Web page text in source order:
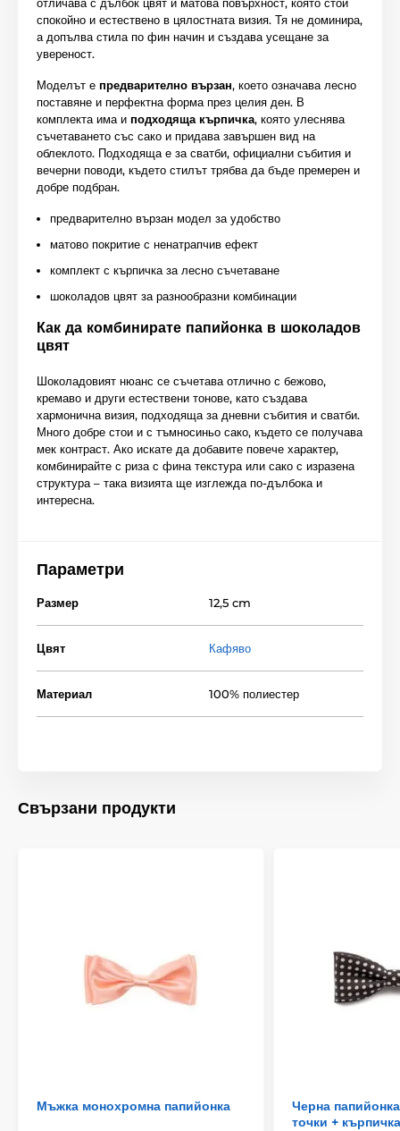
спокойно и естествено в цялостната визия. Тя не доминира,
а допълва стила по фин начин и създава усещане за
увереност.
Моделът е предварително вързан, което означава лесно
поставяне и перфектна форма през целия ден. В
комплекта има и подходяща кърпичка, която улеснява
съчетаването със сако и придава завършен вид на
облеклото. Подходяща е за сватби, официални събития и
вечерни поводи, където стилът трябва да бъде премерен и
добре подбран.
предварително вързан модел за удобство
матово покритие с ненатрапчив ефект
комплект с кърпичка за лесно съчетаване
шоколадов цвят за разнообразни комбинации
Как да комбинирате папийонка в шоколадов
цвят
Шоколадовият нюанс се съчетава отлично с бежово,
кремаво и други естествени тонове, като създава
хармонична визия, подходяща за дневни събития и сватби.
Много добре стои и с тъмносиньо сако, където се получава
мек контраст. Ако искате да добавите повече характер,
комбинирайте с риза с фина текстура или сако с изразена
структура – така визията ще изглежда по-дълбока и
интересна.
Параметри
Размер 12,5 cm
Цвят Кафяво
Материал 100% полиестер
Свързани продукти
Мъжка монохромна папийонка
Черна
точки + кърпичка